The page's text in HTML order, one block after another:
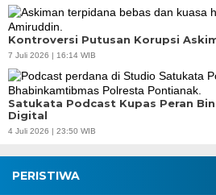
Kontroversi Putusan Korupsi
7 Juli 2026 | 16:14 WIB
Satukata Podcast Kupas Peran
Digital
4 Juli 2026 | 23:50 WIB
PERISTIWA